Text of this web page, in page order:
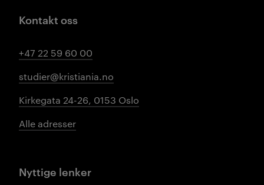
Kontakt oss
+47 22 59 60 00
studier@kristiania.no
Kirkegata 24-26, 0153 Oslo
Alle adresser
Nyttige lenker